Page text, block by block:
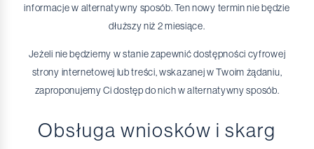
informacje w alternatywny sposób. Ten nowy termin nie będzie
dłuższy niż 2 miesiące.
Jeżeli nie będziemy w stanie zapewnić dostępności cyfrowej
strony internetowej lub treści, wskazanej w Twoim żądaniu,
zaproponujemy Ci dostęp do nich w alternatywny sposób.
Obsługa wniosków i skarg